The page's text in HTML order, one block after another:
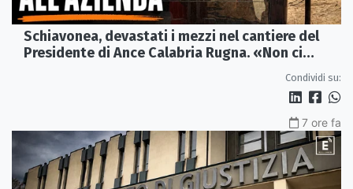
Schiavonea, devastati i mezzi nel cantiere del
Presidente di Ance Calabria Rugna. «Non ci
Condividi su:
7 ore fa